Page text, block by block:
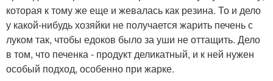
которая к тому же еще и жевалась как резина. То и дело
у какой-нибудь хозяйки не получается жарить печень с
луком так, чтобы едоков было за уши не оттащить. Дело
в том, что печенка - продукт деликатный, и к ней нужен
особый подход, особенно при жарке.